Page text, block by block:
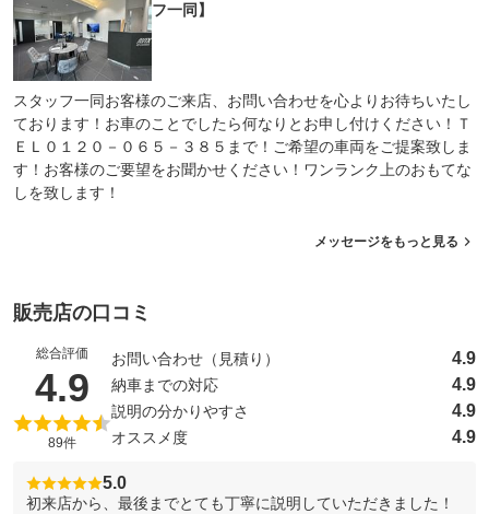
フ一同】
スタッフ一同お客様のご来店、お問い合わせを心よりお待ちいたし
ております！お車のことでしたら何なりとお申し付けください！Ｔ
ＥＬ０１２０－０６５－３８５まで！ご希望の車両をご提案致しま
す！お客様のご要望をお聞かせください！ワンランク上のおもてな
しを致します！
メッセージをもっと見る
販売店の口コミ
総合評価
4.9 （5点満点中）
89件
お問い合わせ（見積り） 4.9
納車までの対応 4.9
説明の分かりやすさ 4.9
オススメ度 4.9
5.0
初来店から、最後までとても丁寧に説明していただきました！